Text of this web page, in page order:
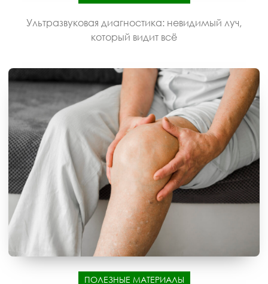
Ультразвуковая диагностика: невидимый луч,
который видит всё
ПОЛЕЗНЫЕ МАТЕРИАЛЫ